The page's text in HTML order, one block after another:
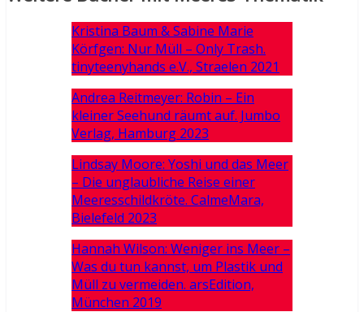
Kristina Baum & Sabine Marie
Körfgen: Nur Müll – Only Trash.
tinyteenyhands e.V., Straelen 2021
Andrea Reitmeyer: Robin – Ein
kleiner Seehund räumt auf. Jumbo
Verlag, Hamburg 2023
Lindsay Moore: Yoshi und das Meer
– Die unglaubliche Reise einer
Meeresschildkröte. CalmeMara,
Bielefeld 2023
Hannah Wilson: Weniger ins Meer –
Was du tun kannst, um Plastik und
Müll zu vermeiden. arsEdition,
München 2019